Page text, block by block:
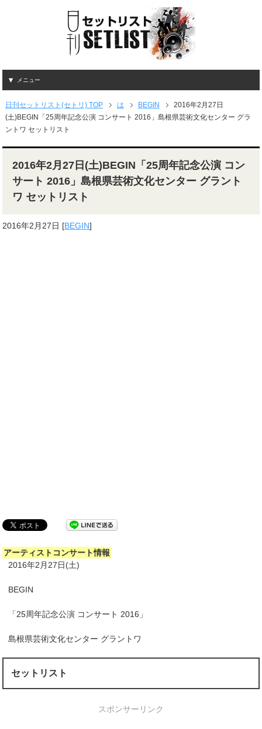
メニュー
日刊セットリスト(セトリ) TOP は BEGIN
2016年2月27日
(土)BEGIN「25周年記念公演 コンサート 2016」島根県芸術文化センター グラ
ントワ セットリスト
2016年2月27日(土)BEGIN「25周年記念公演 コン
サート 2016」島根県芸術文化センター グラント
ワ セットリスト
2016年2月27日 [BEGIN]
アーティストコンサート情報
2016年2月27日(土)
BEGIN
「25周年記念公演 コンサート 2016」
島根県芸術文化センター グラントワ
セットリスト
スポンサーリンク